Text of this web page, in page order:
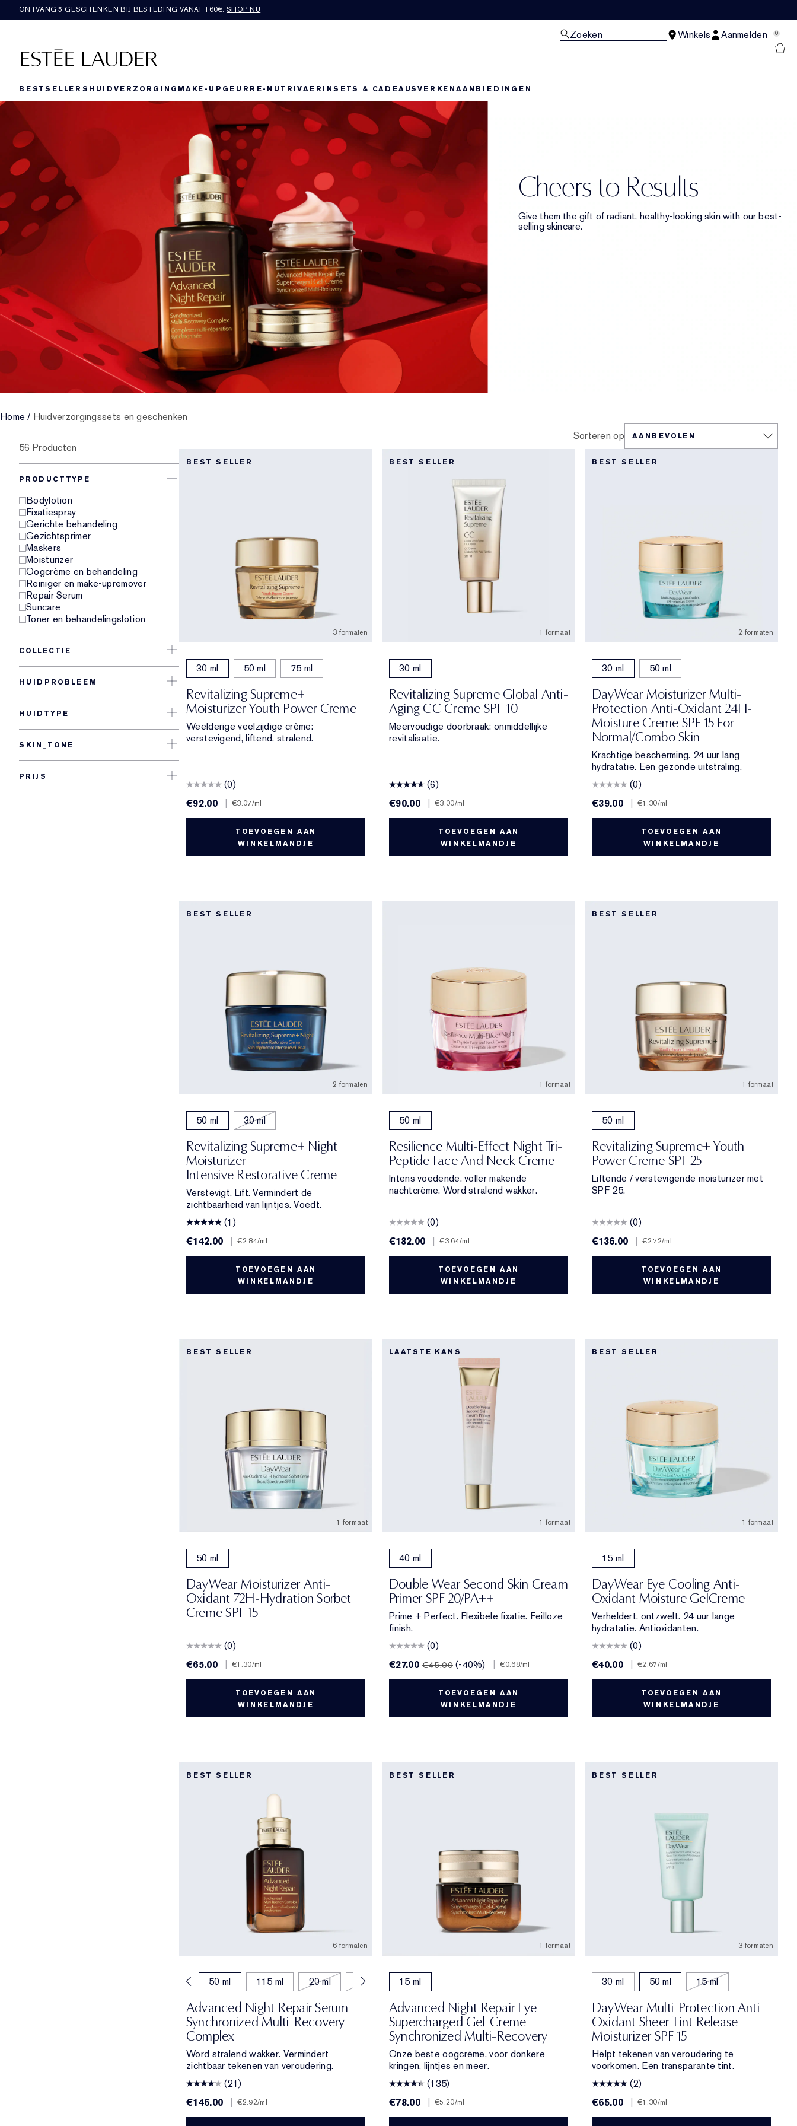
ONTVANG 5 GESCHENKEN BIJ BESTEDING VANAF 160€.SHOP NU
Zoeken Winkels Aanmelden 0
BESTSELLERS HUIDVERZORGING MAKE-UP GEUR RE-NUTRIVAERINSETS & CADEAUSVERKENAANBIEDINGEN
Cheers to Results
Give them the gift of radiant, healthy-looking skin ​with our best-
selling skincare.
Home / Huidverzorgingssets en geschenken
56 Producten
PRODUCTTYPE
Bodylotion
Fixatiespray
Gerichte behandeling
Gezichtsprimer
Maskers
Moisturizer
Oogcrème en behandeling
Reiniger en make-upremover
Repair Serum
Suncare
Toner en behandelingslotion
COLLECTIE
HUIDPROBLEEM
HUIDTYPE
SKIN_TONE
PRIJS
Sorteren op
BEST SELLER
3 formaten
30 ml 50 ml 75 ml
Revitalizing Supreme+
Moisturizer Youth Power Creme
Weelderige veelzijdige crème:
verstevigend, liftend, stralend.
(0)
€92.00
€3.07/ml
TOEVOEGEN AAN
WINKELMANDJE
BEST SELLER
1 formaat
30 ml
Revitalizing Supreme Global Anti-
Aging CC Creme SPF 10
Meervoudige doorbraak: onmiddellijke
revitalisatie.
(6)
€90.00
€3.00/ml
TOEVOEGEN AAN
WINKELMANDJE
BEST SELLER
2 formaten
30 ml 50 ml
DayWear Moisturizer Multi-
Protection Anti-Oxidant 24H-
Moisture Creme SPF 15 For
Normal/Combo Skin
Krachtige bescherming. 24 uur lang
hydratatie. Een gezonde uitstraling.
(0)
€39.00
€1.30/ml
TOEVOEGEN AAN
WINKELMANDJE
BEST SELLER
2 formaten
50 ml 30 ml
Revitalizing Supreme+ Night
Moisturizer
Intensive Restorative Creme
Verstevigt. Lift. Vermindert de
zichtbaarheid van lijntjes. Voedt.
(1)
€142.00
€2.84/ml
TOEVOEGEN AAN
WINKELMANDJE
1 formaat
50 ml
Resilience Multi-Effect Night Tri-
Peptide Face And Neck Creme
Intens voedende, voller makende
nachtcrème. Word stralend wakker.
(0)
€182.00
€3.64/ml
TOEVOEGEN AAN
WINKELMANDJE
BEST SELLER
1 formaat
50 ml
Revitalizing Supreme+ Youth
Power Creme SPF 25
Liftende / verstevigende moisturizer met
SPF 25.
(0)
€136.00
€2.72/ml
TOEVOEGEN AAN
WINKELMANDJE
BEST SELLER
1 formaat
50 ml
DayWear Moisturizer Anti-
Oxidant 72H-Hydration Sorbet
Creme SPF 15
(0)
€65.00
€1.30/ml
TOEVOEGEN AAN
WINKELMANDJE
LAATSTE KANS
1 formaat
40 ml
Double Wear Second Skin Cream
Primer SPF 20/PA++
Prime + Perfect. Flexibele fixatie. Feilloze
finish.
(0)
€27.00€45.00 (-40%) €0.68/ml
TOEVOEGEN AAN
WINKELMANDJE
BEST SELLER
1 formaat
15 ml
DayWear Eye Cooling Anti-
Oxidant Moisture GelCreme
Verheldert, ontzwelt. 24 uur lange
hydratatie. Antioxidanten.
(0)
€40.00
€2.67/ml
TOEVOEGEN AAN
WINKELMANDJE
BEST SELLER
6 formaten
50 ml 115 ml 20 ml 75 ml
Advanced Night Repair Serum
Synchronized Multi-Recovery
Complex
Word stralend wakker. Vermindert
zichtbaar tekenen van veroudering.
(21)
€146.00
€2.92/ml
BEST SELLER
1 formaat
15 ml
Advanced Night Repair Eye
Supercharged Gel-Creme
Synchronized Multi-Recovery
Onze beste oogcrème, voor donkere
kringen, lijntjes en meer.
(135)
€78.00
€5.20/ml
BEST SELLER
3 formaten
30 ml 50 ml 15 ml
DayWear Multi-Protection Anti-
Oxidant Sheer Tint Release
Moisturizer SPF 15
Helpt tekenen van veroudering te
voorkomen. Eén transparante tint.
(2)
€65.00
€1.30/ml